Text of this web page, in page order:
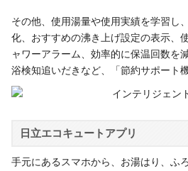
その他、使用湯量や使用実績を学習し
化、おすすめの沸き上げ設定の表示、
ャワーアラーム、効率的に保温回数を
浴検知追いだきなど、「節約サポート
日立エコキュートアプリ
手元にあるスマホから、お湯はり、ふ